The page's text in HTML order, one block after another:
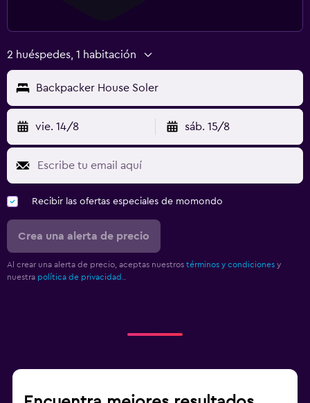
2 huéspedes, 1 habitación
Backpacker House Soler
vie. 14/8 sáb. 15/8
Recibir las ofertas especiales de momondo
Crea una alerta de precio
Al crear una alerta de precio, aceptas nuestros términos y condiciones y
nuestra política de privacidad.